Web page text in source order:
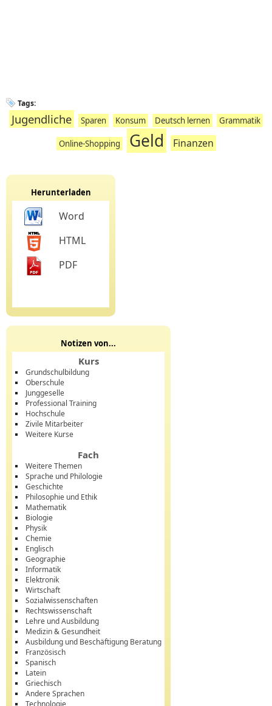
Tags:
Jugendliche Sparen Konsum Deutsch lernen Grammatik
Online-Shopping Geld Finanzen
Herunterladen
Word
HTML
PDF
Notizen von...
Kurs
Grundschulbildung
Oberschule
Junggeselle
Professional Training
Hochschule
Zivile Mitarbeiter
Weitere Kurse
Fach
Weitere Themen
Sprache und Philologie
Geschichte
Philosophie und Ethik
Mathematik
Biologie
Physik
Chemie
Englisch
Geographie
Informatik
Elektronik
Wirtschaft
Sozialwissenschaften
Rechtswissenschaft
Lehre und Ausbildung
Medizin & Gesundheit
Ausbildung und Beschäftigung Beratung
Französisch
Spanisch
Latein
Griechisch
Andere Sprachen
Technologie